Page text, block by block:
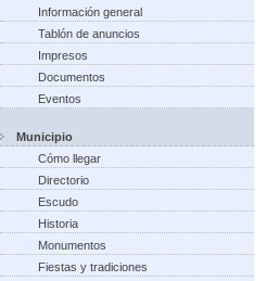
Información general
Tablón de anuncios
Impresos
Documentos
Eventos
Municipio
Cómo llegar
Directorio
Escudo
Historia
Monumentos
Fiestas y tradiciones